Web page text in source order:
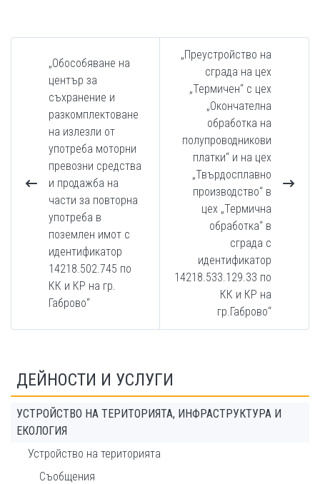
„Обособяване на
център за
съхранение и
разкомплектоване
на излезли от
употреба моторни
превозни средства
и продажба на
части за повторна
употреба в
поземлен имот с
идентификатор
14218.502.745 по
КК и КР на гр.
Габрово“
„Преустройство на
сграда на цех
„Термичен“ с цех
„Окончателна
обработка на
полупроводникови
платки“ и на цех
„Твърдосплавно
производство“ в
цех „Термична
обработка“ в
сграда с
идентификатор
14218.533.129.33 по
КК и КР на
гр.Габрово“
ДЕЙНОСТИ И УСЛУГИ
УСТРОЙСТВО НА ТЕРИТОРИЯТА, ИНФРАСТРУКТУРА И
ЕКОЛОГИЯ
Устройство на територията
Съобщения